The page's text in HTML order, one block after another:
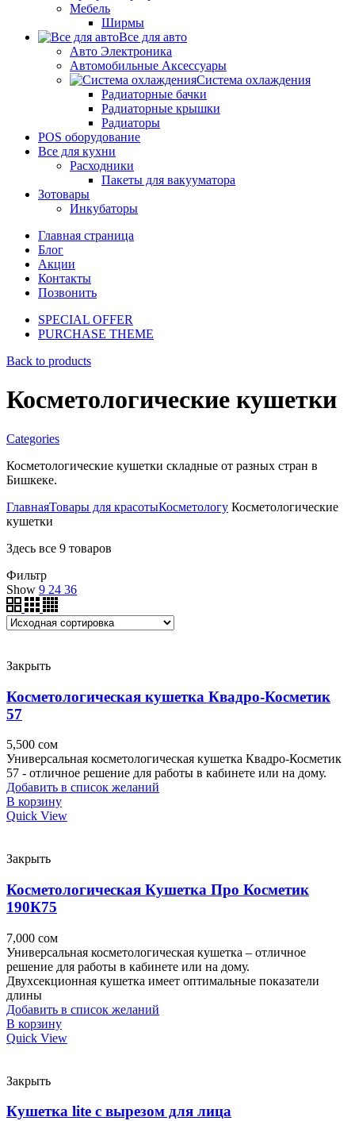
Мебель
Ширмы
Все для авто
Авто Электроника
Автомобильные Аксессуары
Система охлаждения
Радиаторные бачки
Радиаторные крышки
Радиаторы
POS оборудование
Все для кухни
Расходники
Пакеты для вакууматора
Зотовары
Инкубаторы
Главная страница
Блог
Акции
Контакты
Позвонить
SPECIAL OFFER
PURCHASE THEME
Back to products
Косметологические кушетки
Categories
Косметологические кушетки складные от разных стран в
Бишкеке.
ГлавнаяТовары для красотыКосметологу Косметологические
кушетки
Здесь все 9 товаров
Фильтр
Show 9 24 36
Закрыть
Косметологическая кушетка Квадро-Косметик
57
5,500 сом
Универсальная косметологическая кушетка Квадро-Косметик
57 - отличное решение для работы в кабинете или на дому.
Добавить в список желаний
В корзину
Quick View
Закрыть
Косметологическая Кушетка Про Косметик
190К75
7,000 сом
Универсальная косметологическая кушетка – отличное
решение для работы в кабинете или на дому.
Двухсекционная кушетка имеет оптимальные показатели
длины
Добавить в список желаний
В корзину
Quick View
Закрыть
Кушетка lite с вырезом для лица